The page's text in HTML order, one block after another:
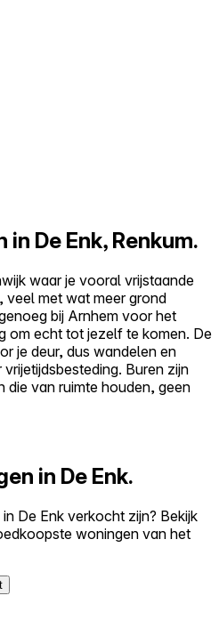
in De Enk, Renkum.
waar je vooral vrijstaande
met wat meer grond
bij Arnhem voor het
om echt tot jezelf te komen. De
je deur, dus wandelen en
Buren zijn
die van ruimte houden, geen
in De Enk.
De Enk verkocht zijn? Bekijk
woningen van het